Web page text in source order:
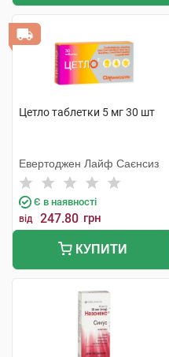
Цетло таблетки 5 мг 30 шт
Евертоджен Лайф Саєнсиз
Є в наявності
від 247.80 грн
КУПИТИ